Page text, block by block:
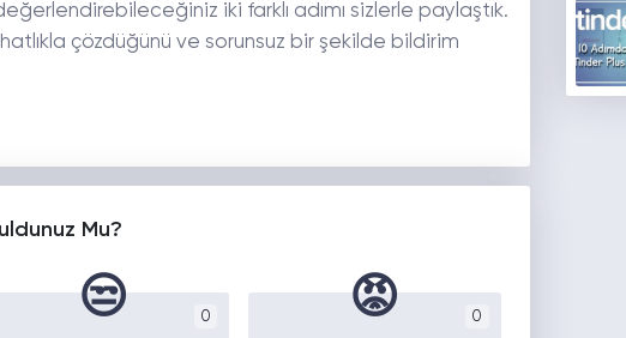
iki farklı adımı sizlerle paylaştık.
çözdüğünü ve sorunsuz bir şekilde bildirim
Mu?
0
😒 0
😡